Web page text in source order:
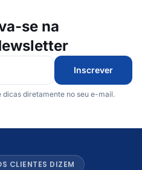
se na
Inscrever
dicas diretamente no seu e-mail.
CLIENTES DIZEM